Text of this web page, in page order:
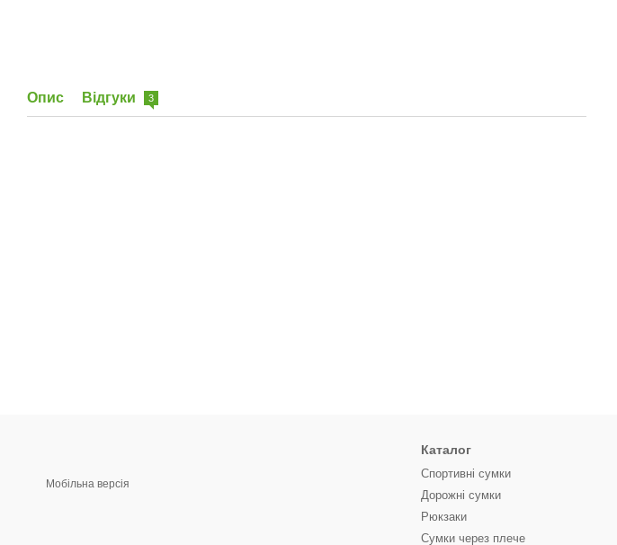
Опис Відгуки 3
Мобільна версія
Каталог
Спортивні сумки
Дорожні сумки
Рюкзаки
Сумки через плече